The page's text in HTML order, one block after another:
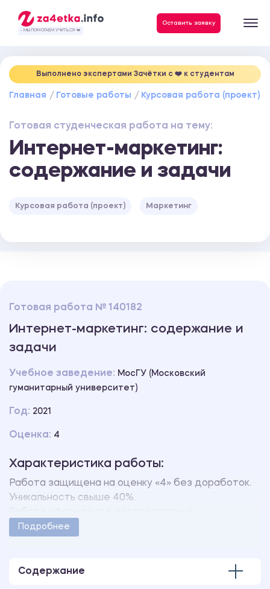
- МЫ ПОМОГАЕМ УЧИТЬСЯ ❤️
Оставить заявку
Выполнено экспертами Зачётки c ❤️ к студентам
Главная Готовые работы Курсовая работа (проект)
Готовая студенческая работа на тему:
Интернет-маркетинг:
содержание и задачи
Курсовая работа (проект) Маркетинг
Готовая работа № 140182
Интернет-маркетинг: содержание и
задачи
Учебное заведение: МосГУ (Московский
гуманитарный университет)
Год: 2021
Оценка: 4
Характеристика работы:
Работа защищена на оценку «4» без доработок.
Уникальность свыше 40%.
методическими указаниями учебного заведения.
Подробнее
Содержание